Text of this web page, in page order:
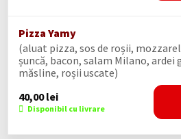
Pizza Yamy
(aluat pizza, sos de roșii,
șuncă, bacon, salam Milano, ardei
măsline, roșii uscate)
40,00lei
Disponibil cu livrare